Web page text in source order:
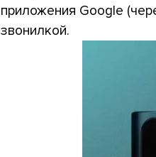
приложения Google
звонилкой.